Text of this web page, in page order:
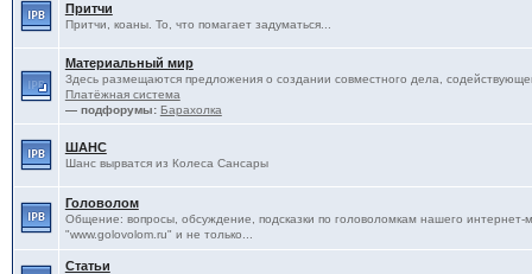
Притчи
Притчи, коаны. То, что помагает задуматься...
Материальный мир
Здесь размещаются предложения о создании совместного дела,
Платёжная система
— подфорумы: Барахолка
ШАНС
Шанс вырватся из Колеса Сансары
Головолом
Общение: вопросы, обсуждение, подсказки по головоломкам нашего интернет-
"www.golovolom.ru" и не только...
Статьи